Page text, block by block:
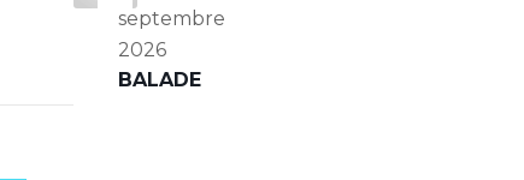
septembre
2026
BALADE